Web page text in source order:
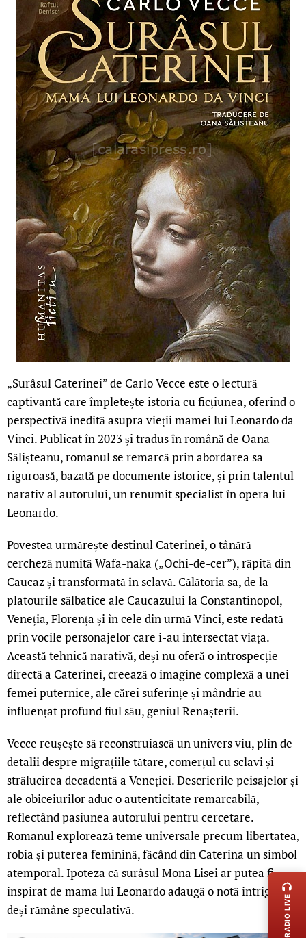
„Surâsul Caterinei” de Carlo Vecce este o lectură
captivantă care împletește istoria cu ficțiunea, oferind o
perspectivă inedită asupra vieții mamei lui Leonardo da
Vinci. Publicat în 2023 și tradus în română de Oana
Sălișteanu, romanul se remarcă prin abordarea sa
riguroasă, bazată pe documente istorice, și prin talentul
narativ al autorului, un renumit specialist în opera lui
Leonardo.
Povestea urmărește destinul Caterinei, o tânără
cercheză numită Wafa-naka („Ochi-de-cer”), răpită din
Caucaz și transformată în sclavă. Călătoria sa, de la
platourile sălbatice ale Caucazului la Constantinopol,
Veneția, Florența și în cele din urmă Vinci, este redată
prin vocile personajelor care i-au intersectat viața.
Această tehnică narativă, deși nu oferă o introspecție
directă a Caterinei, creează o imagine complexă a unei
femei puternice, ale cărei suferințe și mândrie au
influențat profund fiul său, geniul Renașterii.
Vecce reușește să reconstruiască un univers viu, plin de
detalii despre migrațiile tătare, comerțul cu sclavi și
strălucirea decadentă a Veneției. Descrierile peisajelor și
ale obiceiurilor aduc o autenticitate remarcabilă,
reflectând pasiunea autorului pentru cercetare.
Romanul explorează teme universale precum libertatea,
robia și puterea feminină, făcând din Caterina un simbol
atemporal. Ipoteza că surâsul Mona Lisei ar putea fi
inspirat de mama lui Leonardo adaugă o notă intrigantă,
deși rămâne speculativă.
LIVE
RADIO LIVE